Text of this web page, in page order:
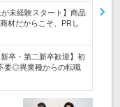
未経験スタート】商品
材だからこそ、PRし
卒・第二新卒歓迎】初
要◎異業種からの転職